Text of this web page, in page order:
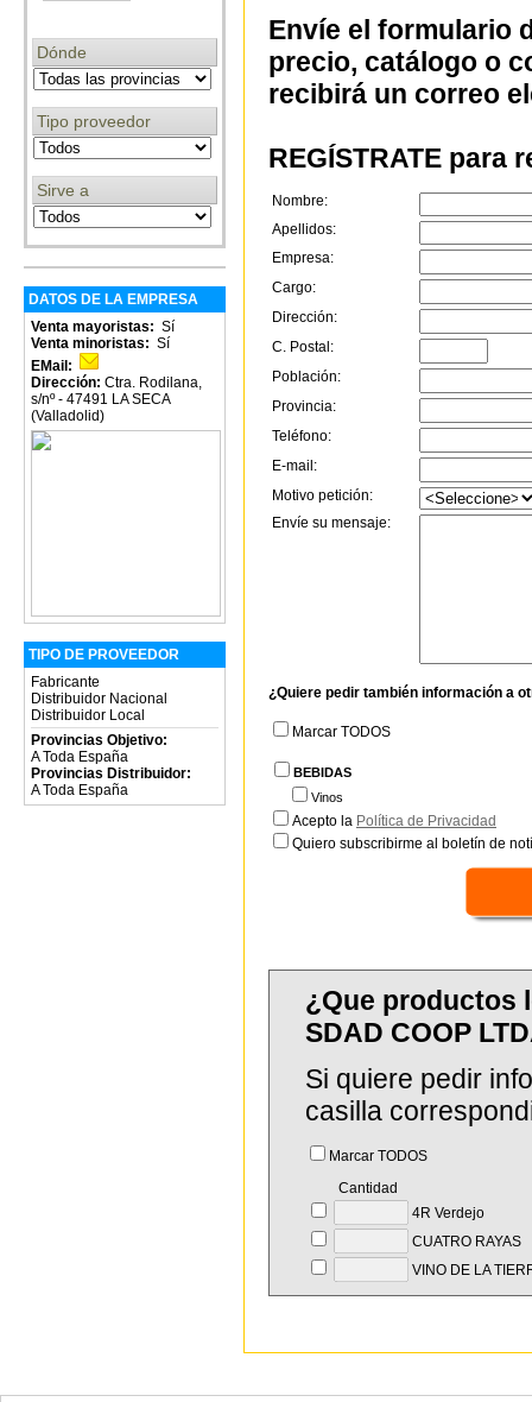
Dónde
Tipo proveedor
Sirve a
DATOS DE LA EMPRESA
Venta mayoristas: Sí
Venta minoristas: Sí
EMail:
Dirección: Ctra. Rodilana,
s/nº - 47491 LA SECA
(Valladolid)
TIPO DE PROVEEDOR
Fabricante
Distribuidor Nacional
Distribuidor Local
Provincias Objetivo:
A Toda España
Provincias Distribuidor:
A Toda España
Envíe el formulario
precio, catálogo o
recibirá un correo
REGÍSTRATE para
Nombre:
Apellidos:
Empresa:
Cargo:
Dirección:
C. Postal:
Población:
Provincia:
Teléfono:
E-mail:
Motivo petición:
Envíe su mensaje:
¿Quiere pedir también información a
Marcar TODOS
BEBIDAS
Vinos
Acepto la Política de Privacidad
Quiero subscribirme al boletín de
¿Que productos
SDAD COOP
Si quiere pedir
casilla
Marcar TODOS
Cantidad
4R Verdejo
CUATRO RAYAS
VINO DE LA